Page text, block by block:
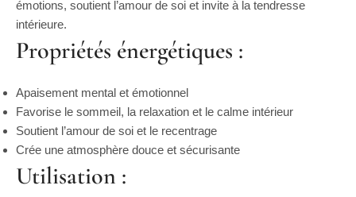
émotions, soutient l’amour de soi et invite à la tendresse
intérieure.
Propriétés énergétiques :
Apaisement mental et émotionnel
Favorise le sommeil, la relaxation et le calme intérieur
Soutient l’amour de soi et le recentrage
Crée une atmosphère douce et sécurisante
Utilisation :